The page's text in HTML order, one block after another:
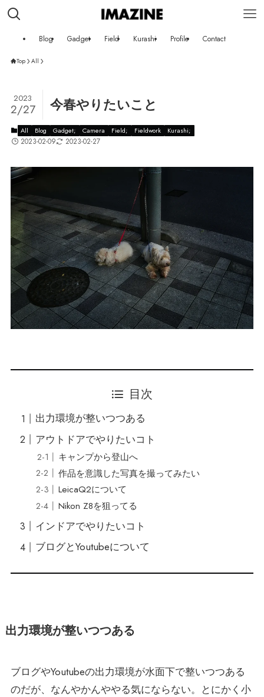
Blog Gadget Field Kurashi Profile Contact
Top All
今春やりたいこと
2023
2/27
All Blog Gadget; Camera Field; Fieldwork Kurashi;
2023-02-09 2023-02-27
目次
出力環境が整いつつある
アウトドアでやりたいコト
キャンプから登山へ
作品を意識した写真を撮ってみたい
LeicaQ2について
Nikon Z8を狙ってる
インドアでやりたいコト
ブログとYoutubeについて
出力環境が整いつつある
ブログやYoutubeの出力環境が水面下で整いつつある
のだが、なんやかんややる気にならない。とにかく小